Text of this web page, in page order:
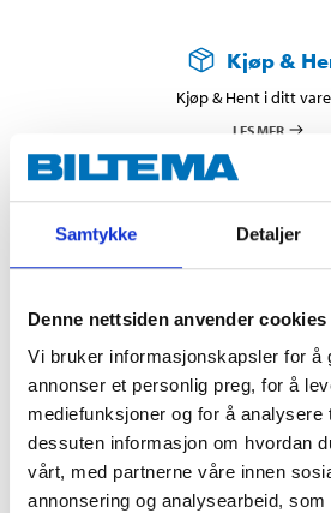
Samtykke Detaljer
Denne nettsiden anvender cookies
Vi bruker informasjonskapsler for å
annonser et personlig preg, for å
mediefunksjoner og for å
dessuten informasjon om hvordan
vårt, med partnerne våre innen
annonsering og analysearbeid,
Kjøp &
Kjøp & Hent i ditt
LES MER
Andre kunder har